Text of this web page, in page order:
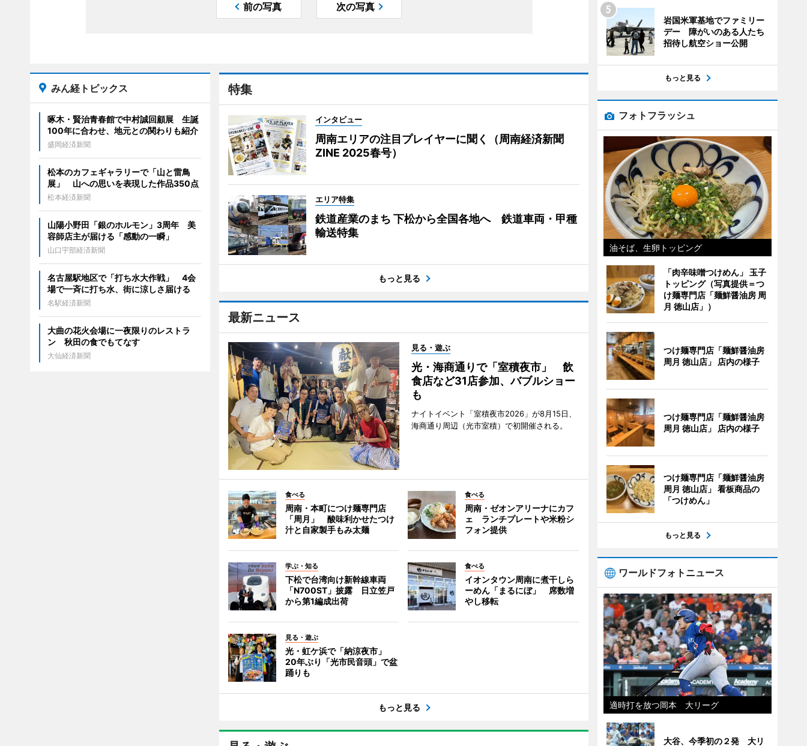
前の写真 次の写真
特集
インタビュー
周南エリアの注目プレイヤーに聞く（周南経済新聞
ZINE 2025春号）
エリア特集
鉄道産業のまち 下松から全国各地へ 鉄道車両・甲種
輸送特集
もっと見る
最新ニュース
見る・遊ぶ
光・海商通りで「室積夜市」 飲
食店など31店参加、バブルショー
も
ナイトイベント「室積夜市2026」が8月15日、
海商通り周辺（光市室積）で初開催される。
食べる
周南・本町につけ麺専門店
「周月」 酸味利かせたつけ
汁と自家製手もみ太麺
食べる
周南・ゼオンアリーナにカフ
ェ ランチプレートや米粉シ
フォン提供
学ぶ・知る
下松で台湾向け新幹線車両
「N700ST」披露 日立笠戸
から第1編成出荷
食べる
イオンタウン周南に煮干しら
ーめん「まるにぼ」 席数増
やし移転
見る・遊ぶ
光・虹ケ浜で「納涼夜市」
20年ぶり「光市民音頭」で盆
踊りも
もっと見る
みん経トピックス
啄木・賢治青春館で中村誠回顧展 生誕
100年に合わせ、地元との関わりも紹介
盛岡経済新聞
松本のカフェギャラリーで「山と雷鳥
展」 山への思いを表現した作品350点
松本経済新聞
山陽小野田「銀のホルモン」3周年 美
容師店主が届ける「感動の一瞬」
山口宇部経済新聞
名古屋駅地区で「打ち水大作戦」 4会
場で一斉に打ち水、街に涼しさ届ける
名駅経済新聞
大曲の花火会場に一夜限りのレストラ
ン 秋田の食でもてなす
大仙経済新聞
岩国米軍基地でファミリー
デー 障がいのある人たち
招待し航空ショー公開
もっと見る
フォトフラッシュ
油そば、生卵トッピング
「肉辛味噌つけめん」 玉子
トッピング（写真提供＝つ
け麺専門店「麺鮮醤油房 周
月 徳山店」）
つけ麺専門店「麺鮮醤油房
周月 徳山店」 店内の様子
つけ麺専門店「麺鮮醤油房
周月 徳山店」 店内の様子
つけ麺専門店「麺鮮醤油房
周月 徳山店」 看板商品の
「つけめん」
もっと見る
ワールドフォトニュース
適時打を放つ岡本 大リーグ
大谷、今季初の２発 大リ